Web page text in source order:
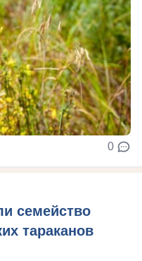
0
семейство
тараканов